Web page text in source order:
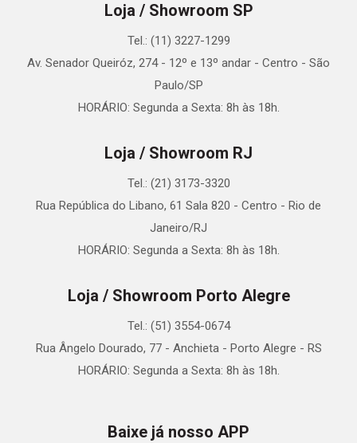
Loja / Showroom SP
Tel.: (11) 3227-1299
Av. Senador Queiróz, 274 - 12º e 13º andar - Centro - São
Paulo/SP
HORÁRIO: Segunda a Sexta: 8h às 18h.
Loja / Showroom RJ
Tel.: (21) 3173-3320
Rua República do Libano, 61 Sala 820 - Centro - Rio de
Janeiro/RJ
HORÁRIO: Segunda a Sexta: 8h às 18h.
Loja / Showroom Porto Alegre
Tel.: (51) 3554-0674
Rua Ângelo Dourado, 77 - Anchieta - Porto Alegre - RS
HORÁRIO: Segunda a Sexta: 8h às 18h.
Baixe já nosso APP